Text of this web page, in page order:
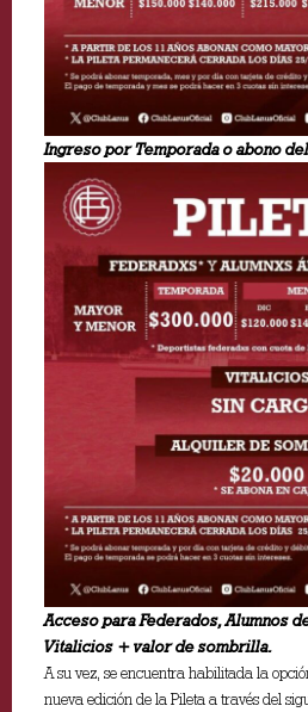
Ingreso por Temporada o abono
Acceso para Federados, Alumnos
Vitalicios + valor de sombrilla.
A su vez, se encuentra habilitada la
nueva edición de la Pileta a través del